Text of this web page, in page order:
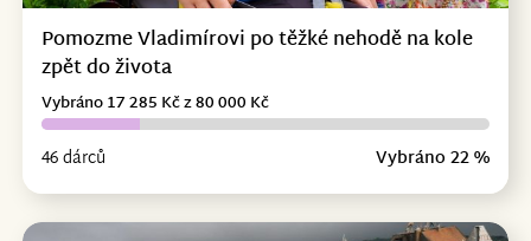
Pomozme Vladimírovi po těžké nehodě na kole
zpět do života
46 dárců Vybráno 22 %
Vybráno 17 285 Kč z 80 000 Kč